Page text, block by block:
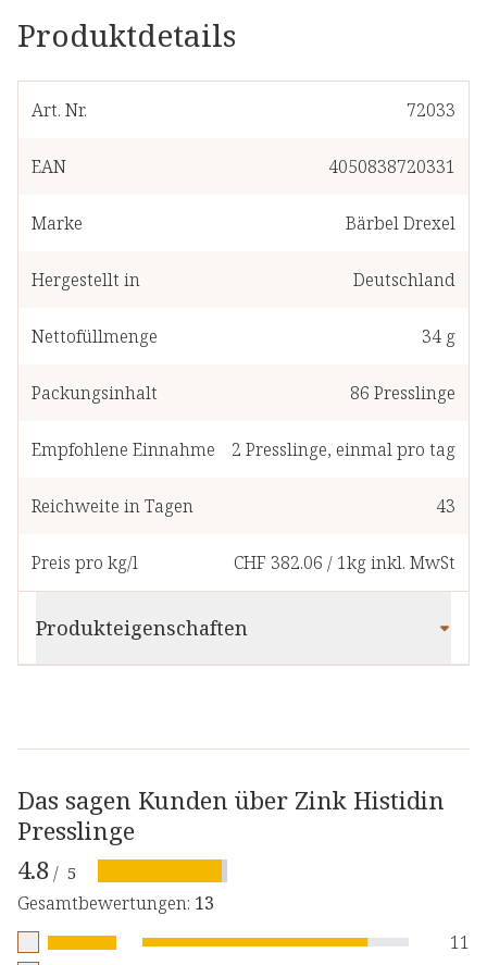
Produktdetails
Art. Nr. 72033
EAN 4050838720331
Marke Bärbel Drexel
Hergestellt in Deutschland
Nettofüllmenge 34 g
Packungsinhalt 86 Presslinge
Empfohlene Einnahme 2 Presslinge, einmal pro tag
Reichweite in Tagen 43
Preis pro kg/l CHF 382.06 / 1kginkl. MwSt
Produkteigenschaften
Das sagen Kunden über Zink Histidin
Presslinge
4.8 / 5
Gesamtbewertungen: 13
11